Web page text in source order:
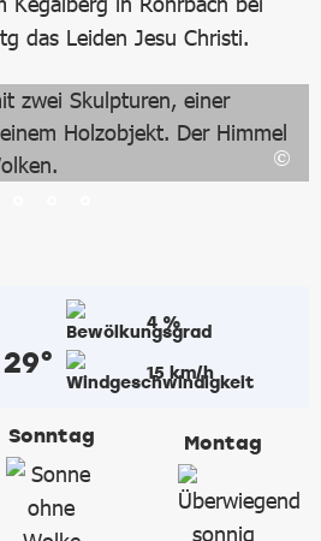
das Leiden Jesu Christi.
4 %
15 km/h
Sonntag Montag